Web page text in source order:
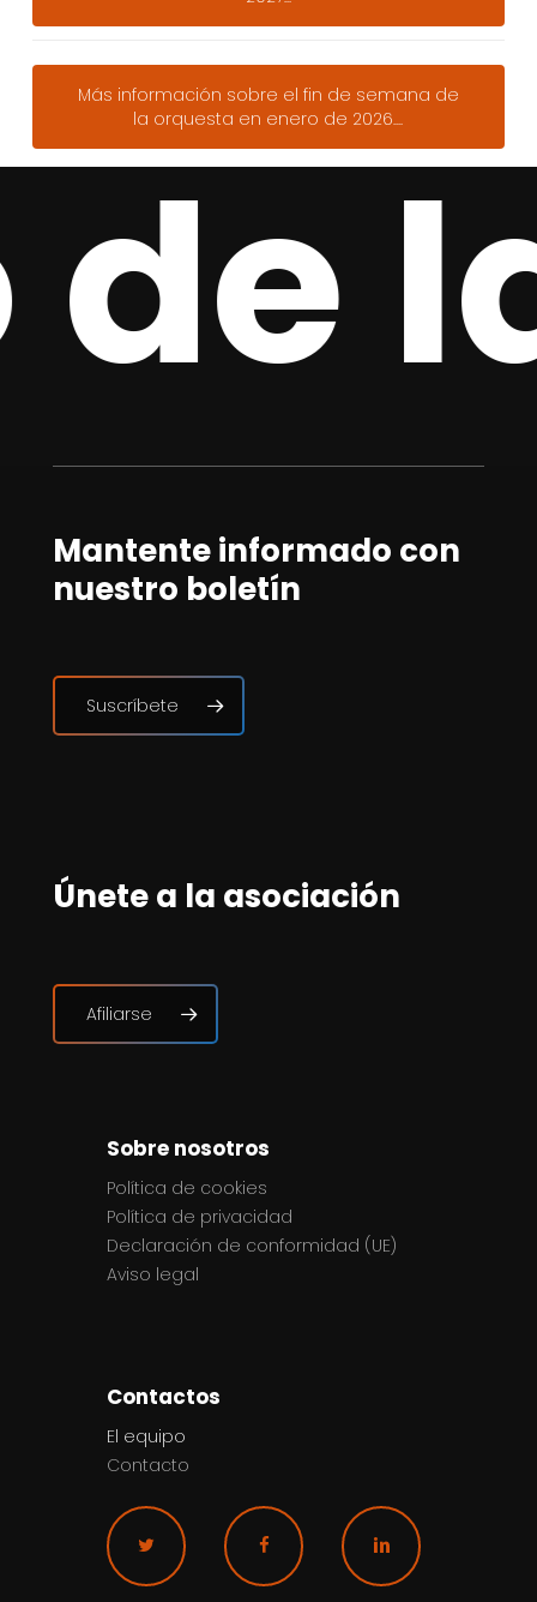
Más información sobre el fin de semana de
la orquesta en enero de 2026....
Mantente informado con
nuestro boletín
Suscríbete
Únete a la asociación
Afiliarse
Sobre nosotros
Política de cookies
Política de privacidad
Declaración de conformidad (UE)
Aviso legal
Contactos
El equipo
Contacto